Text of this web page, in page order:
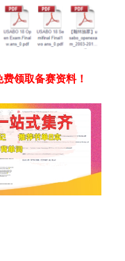
领取备赛资料！